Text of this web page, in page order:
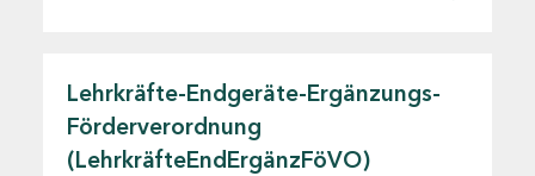
Lehrkräfte-Endgeräte-Ergänzungs-
Förderverordnung
(LehrkräfteEndErgänzFöVO)